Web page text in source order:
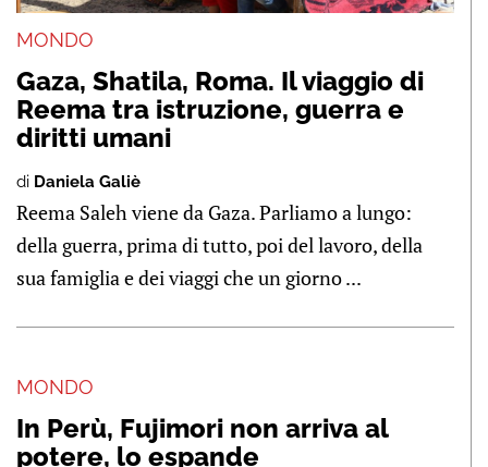
MONDO
Gaza, Shatila, Roma. Il viaggio di
Reema tra istruzione, guerra e
diritti umani
di Daniela Galiè
Reema Saleh viene da Gaza. Parliamo a lungo:
della guerra, prima di tutto, poi del lavoro, della
sua famiglia e dei viaggi che un giorno ...
MONDO
In Perù, Fujimori non arriva al
potere, lo espande